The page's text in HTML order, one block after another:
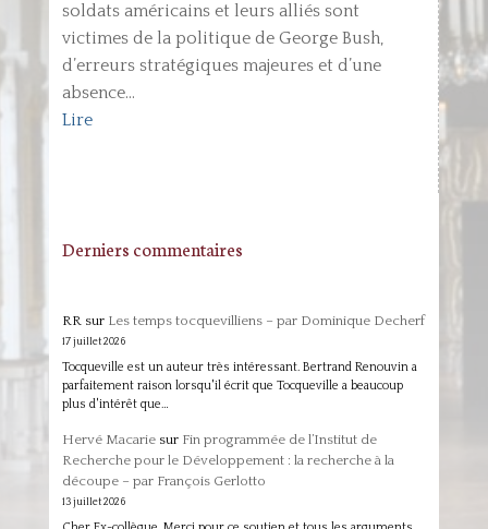
soldats américains et leurs alliés sont
victimes de la politique de George Bush,
d’erreurs stratégiques majeures et d’une
absence...
Lire
Derniers commentaires
RRsur Les temps tocquevilliens – par Dominique Decherf
17 juillet 2026
Tocqueville est un auteur très intéressant. Bertrand Renouvin a
parfaitement raison lorsqu'il écrit que Tocqueville a beaucoup
plus d'intérêt que…
Hervé Macariesur Fin programmée de l’Institut de
Recherche pour le Développement : la recherche à la
découpe – par François Gerlotto
13 juillet 2026